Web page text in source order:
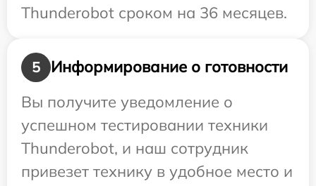
Thunderobot сроком на 36 месяцев.
5
Информирование о готовности
Вы получите уведомление о
успешном тестировании техники
Thunderobot, и наш сотрудник
привезет технику в удобное место и